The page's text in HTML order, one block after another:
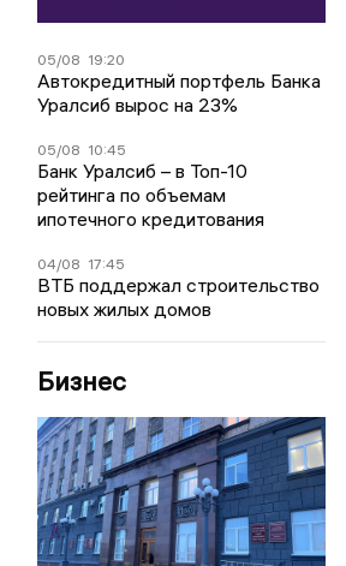
05/08 19:20
Автокредитный портфель Банка
Уралсиб вырос на 23%
05/08 10:45
Банк Уралсиб – в Топ-10
рейтинга по объемам
ипотечного кредитования
04/08 17:45
ВТБ поддержал строительство
новых жилых домов
Бизнес